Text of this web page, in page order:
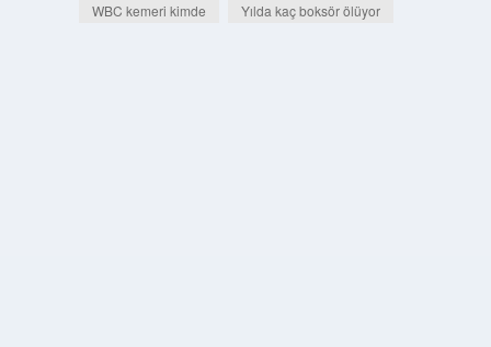
WBC kemeri kimde Yılda kaç boksör ölüyor